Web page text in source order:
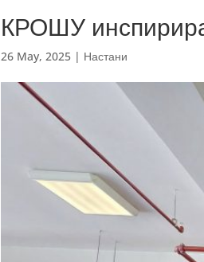
КРОШУ
26 May, 2025 | Настани